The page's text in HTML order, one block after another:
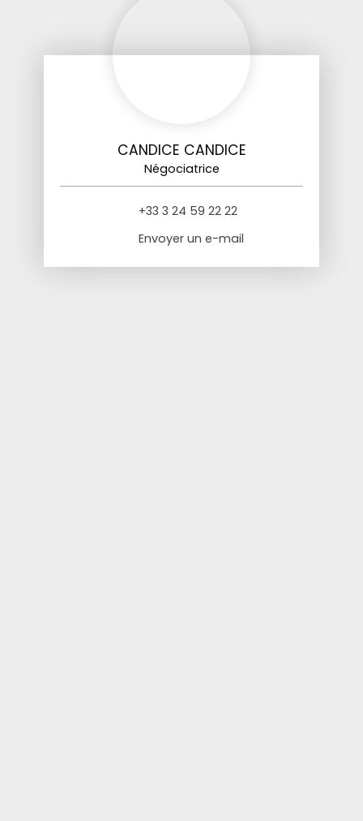
CANDICE CANDICE
Négociatrice
+33 3 24 59 22 22
Envoyer un e-mail